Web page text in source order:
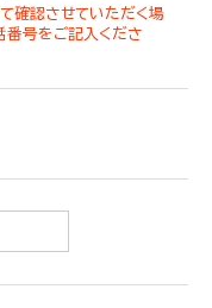
確認させていただく場
番号をご記入くださ